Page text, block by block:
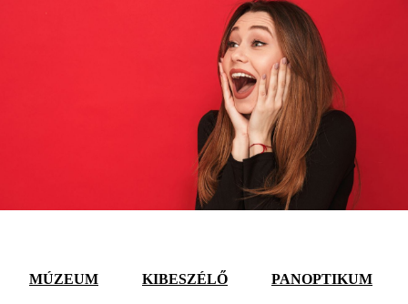
MÚZEUM KIBESZÉLŐ PANOPTIKUM